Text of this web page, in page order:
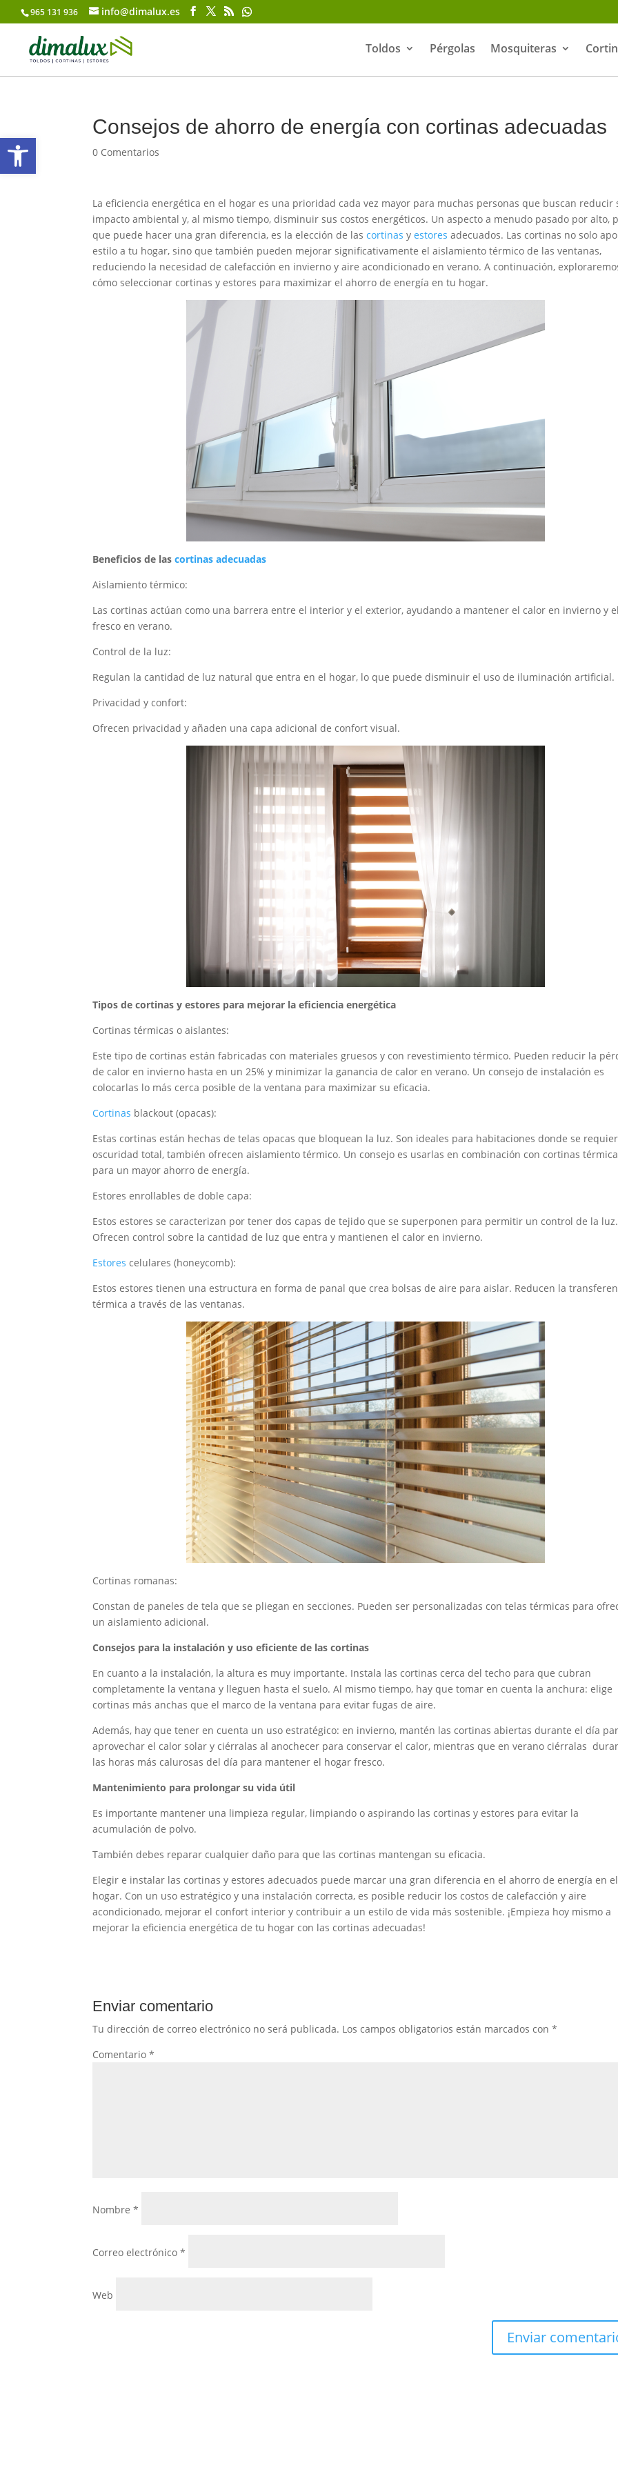
965 131 936 info@dimalux.es
Toldos Pérgolas Mosquiteras
Consejos de ahorro de energía con cortinas adecuadas
0 Comentarios
La eficiencia energética en el hogar es una prioridad cada vez mayor para muchas personas que buscan reducir
impacto ambiental y, al mismo tiempo, disminuir sus costos energéticos. Un aspecto a menudo pasado por alto,
que puede hacer una gran diferencia, es la elección de lascortinasyestoresadecuados. Las cortinas no solo
estilo a tu hogar, sino que también pueden mejorar significativamente el aislamiento térmico de las ventanas,
reduciendo la necesidad de calefacción en invierno y aire acondicionado en verano. A continuación,
cómo seleccionar cortinas y estores para maximizar el ahorro de energía en tu hogar.
Beneficios de lascortinas adecuadas
Aislamiento térmico:
Las cortinas actúan como una barrera entre el interior y el exterior, ayudando a mantener el calor en invierno y
fresco en verano.
Control de la luz:
Regulan la cantidad de luz natural que entra en el hogar, lo que puede disminuir el uso de iluminación artificial.
Privacidad y confort:
Ofrecen privacidad y añaden una capa adicional de confort visual.
Tipos de cortinas y estores para mejorar la eficiencia energética
Cortinas térmicas o aislantes:
Este tipo de cortinas están fabricadas con materiales gruesos y con revestimiento térmico. Pueden reducir la
de calor en invierno hasta en un 25% y minimizar la ganancia de calor en verano. Un consejo de instalación es
colocarlas lo más cerca posible de la ventana para maximizar su eficacia.
Cortinas blackout (opacas):
Estas cortinas están hechas de telas opacas que bloquean la luz. Son ideales para habitaciones donde se
oscuridad total, también ofrecen aislamiento térmico. Un consejo es usarlas en combinación con cortinas
para un mayor ahorro de energía.
Estores enrollables de doble capa:
Estos estores se caracterizan por tener dos capas de tejido que se superponen para permitir un control de la luz.
Ofrecen control sobre la cantidad de luz que entra y mantienen el calor en invierno.
Estores celulares (honeycomb):
Estos estores tienen una estructura en forma de panal que crea bolsas de aire para aislar. Reducen la
térmica a través de las ventanas.
Cortinas romanas:
Constan de paneles de tela que se pliegan en secciones. Pueden ser personalizadas con telas térmicas para
un aislamiento adicional.
Consejos para la instalación y uso eficiente de las cortinas
En cuanto a la instalación, la altura es muy importante. Instala las cortinas cerca del techo para que cubran
completamente la ventana y lleguen hasta el suelo. Al mismo tiempo, hay que tomar en cuenta la anchura: elige
cortinas más anchas que el marco de la ventana para evitar fugas de aire.
Además, hay que tener en cuenta un uso estratégico: en invierno, mantén las cortinas abiertas durante el día
aprovechar el calor solar y ciérralas al anochecer para conservar el calor, mientras que en verano ciérralas
las horas más calurosas del día para mantener el hogar fresco.
Mantenimiento para prolongar su vida útil
Es importante mantener una limpieza regular, limpiando o aspirando las cortinas y estores para evitar la
acumulación de polvo.
También debes reparar cualquier daño para que las cortinas mantengan su eficacia.
Elegir e instalar las cortinas y estores adecuados puede marcar una gran diferencia en el ahorro de energía en el
hogar. Con un uso estratégico y una instalación correcta, es posible reducir los costos de calefacción y aire
acondicionado, mejorar el confort interior y contribuir a un estilo de vida más sostenible. ¡Empieza hoy mismo a
mejorar la eficiencia energética de tu hogar con las cortinas adecuadas!
Enviar comentario
Tu dirección de correo electrónico no será publicada. Los campos obligatorios están marcados con*
Comentario*
Nombre*
Correo electrónico*
Web
Abrir barra de herramientas